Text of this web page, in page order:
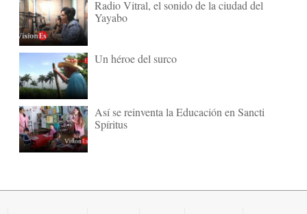
Radio Vitral, el sonido de la ciudad del
Yayabo
Un héroe del surco
Así se reinventa la Educación en Sancti
Spíritus